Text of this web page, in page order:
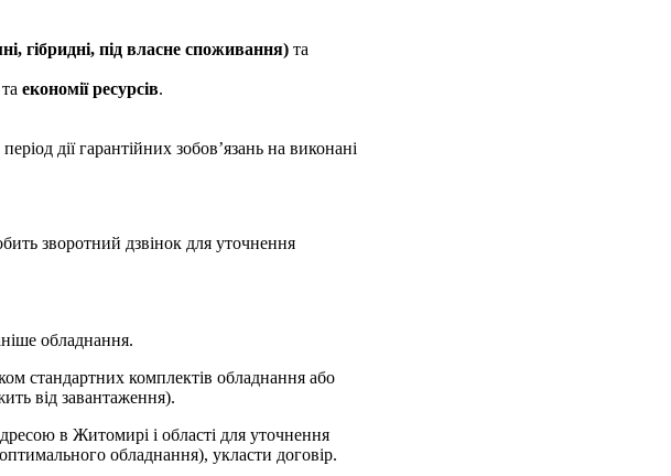
гібридні, під власне споживання) та
та економії ресурсів.
дії гарантійних зобов’язань на виконані
зворотний дзвінок для уточнення
обладнання.
комплектів обладнання або
від завантаження).
в Житомирі і області для уточнення
обладнання), укласти договір.